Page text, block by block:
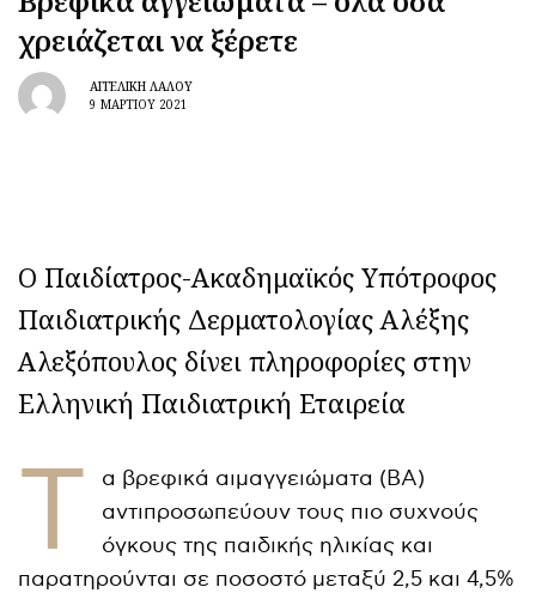
χρειάζεται να ξέρετε
ΑΓΓΕΛΙΚΉ ΛΆΛΟΥ
9 ΜΑΡΤΊΟΥ 2021
Ο Παιδίατρος-Ακαδημαϊκός Υπότροφος
Παιδιατρικής Δερματολογίας Αλέξης
Αλεξόπουλος δίνει πληροφορίες στην
Ελληνική Παιδιατρική Εταιρεία
Τ
α βρεφικά αιμαγγειώματα (ΒΑ)
αντιπροσωπεύουν τους πιο συχνούς
όγκους της παιδικής ηλικίας και
παρατηρούνται σε ποσοστό μεταξύ 2,5 και 4,5%